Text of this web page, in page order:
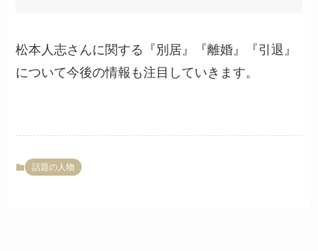
松本人志さんに関する『別居』『離婚』『引退』
について今後の情報も注目していきます。
話題の人物